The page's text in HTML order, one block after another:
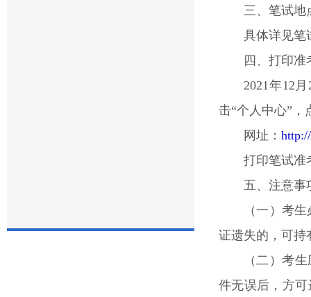
三、笔试地
具体详见笔
四、打印准
2021年12
击“个人中心”，
网址：
打印笔试准
五、注意事
（一）考
证遗失的，可持
（二）考
件无误后，方可